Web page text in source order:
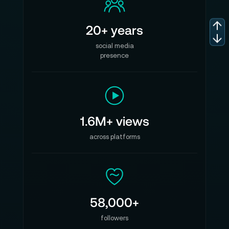
Eingangsspannung: 5-12 V
Maximale Leistung: 10 W
Luftfeuchtigkeit: 5 % - 85 %
1 x RGBlink TAO 1Mini FHD NDI Studio
20+ years
social media
presence
1.6M+ views
across platforms
58,000+
followers